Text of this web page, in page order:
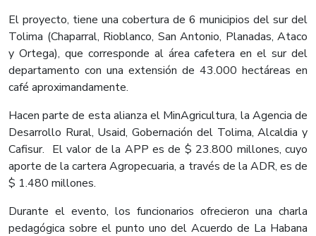
El proyecto, tiene una cobertura de 6 municipios del sur del
Tolima (Chaparral, Rioblanco, San Antonio, Planadas, Ataco
y Ortega), que corresponde al área cafetera en el sur del
departamento con una extensión de 43.000 hectáreas en
café aproximandamente.
Hacen parte de esta alianza el MinAgricultura, la Agencia de
Desarrollo Rural, Usaid, Gobernación del Tolima, Alcaldia y
Cafisur. El valor de la APP es de $ 23.800 millones, cuyo
aporte de la cartera Agropecuaria, a través de la ADR, es de
$ 1.480 millones.
Durante el evento, los funcionarios ofrecieron una charla
pedagógica sobre el punto uno del Acuerdo de La Habana